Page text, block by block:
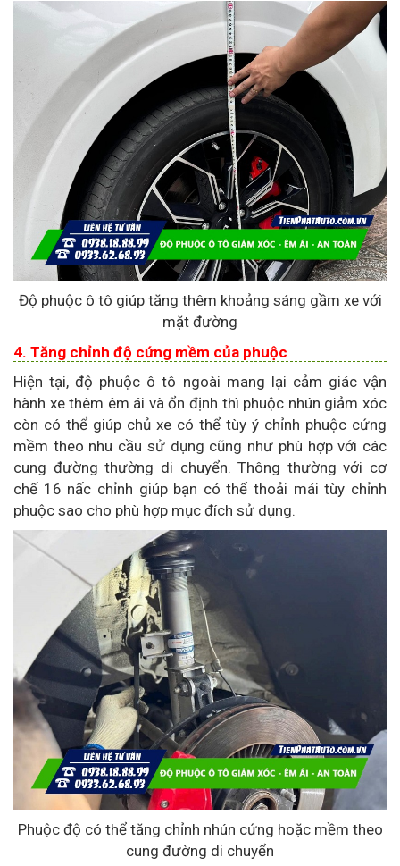
Độ phuộc ô tô giúp tăng thêm khoảng sáng gầm xe với
mặt đường
4. Tăng chỉnh độ cứng mềm của phuộc
Hiện tại, độ phuộc ô tô ngoài mang lại cảm giác vận
hành xe thêm êm ái và ổn định thì phuộc nhún giảm xóc
còn có thể giúp chủ xe có thể tùy ý chỉnh phuộc cứng
mềm theo nhu cầu sử dụng cũng như phù hợp với các
cung đường thường di chuyển. Thông thường với cơ
chế 16 nấc chỉnh giúp bạn có thể thoải mái tùy chỉnh
phuộc sao cho phù hợp mục đích sử dụng.
Phuộc độ có thể tăng chỉnh nhún cứng hoặc mềm theo
cung đường di chuyển